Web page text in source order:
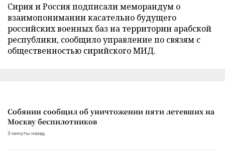
Сирия и Россия подписали меморандум о
взаимопонимании касательно будущего
российских военных баз на территории арабской
республики, сообщило управление по связям с
общественностью сирийского МИД.
Собянин сообщил об уничтожении пяти летевших на
Москву беспилотников
3 минуты назад